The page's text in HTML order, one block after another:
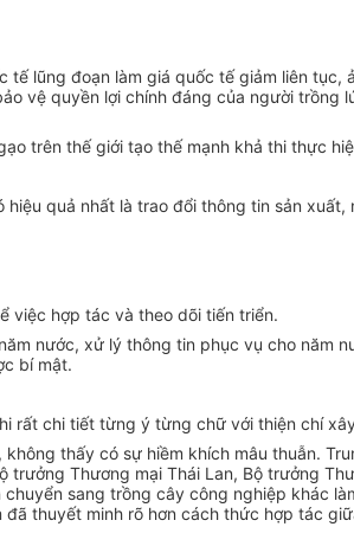
lũng đoạn làm giá quốc tế giảm liên
vệ quyền lợi chính đáng của người
trên thế giới tạo thế mạnh khả thi thực
quả nhất là trao đổi thông tin sản
việc hợp tác và theo dõi tiến triển.
nước, xử lý thông tin phục vụ cho năm
bí mật.
rất chi tiết từng ý từng chữ với thiện chí
thấy có sự hiềm khích mâu thuẫn.
Thương mại Thái Lan, Bộ trưởng
sang trồng cây công nghiệp khác
thuyết minh rõ hơn cách thức hợp tác